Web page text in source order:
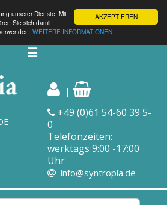
AKZEPTIEREN
unserer Dienste. Mit
Sie sich damit
WEITERE INFORMATIONEN
☰
|
+49 (0)61 54-60 39 5-
0
Telefonzeiten:
werktags 9:00 -17:00
Uhr
info@syntropia.de